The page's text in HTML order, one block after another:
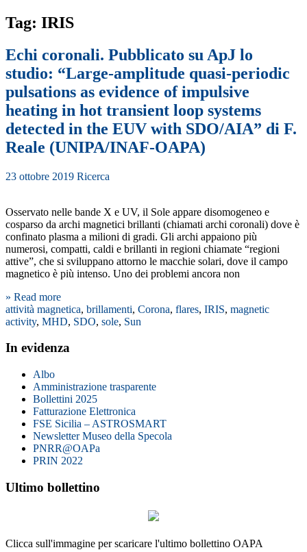
Tag: IRIS
Echi coronali. Pubblicato su ApJ lo
studio: “Large-amplitude quasi-periodic
pulsations as evidence of impulsive
heating in hot transient loop systems
detected in the EUV with SDO/AIA” di F.
Reale (UNIPA/INAF-OAPA)
23 ottobre 2019 Ricerca
Osservato nelle bande X e UV, il Sole appare disomogeneo e
cosparso da archi magnetici brillanti (chiamati archi coronali) dove è
confinato plasma a milioni di gradi. Gli archi appaiono più
numerosi, compatti, caldi e brillanti in regioni chiamate “regioni
attive”, che si sviluppano attorno le macchie solari, dove il campo
magnetico è più intenso. Uno dei problemi ancora non
» Read more
attività magnetica, brillamenti, Corona, flares, IRIS, magnetic
activity, MHD, SDO, sole, Sun
In evidenza
Albo
Amministrazione trasparente
Bollettini 2025
Fatturazione Elettronica
FSE Sicilia – ASTROSMART
Newsletter Museo della Specola
PNRR@OAPa
PRIN 2022
Ultimo bollettino
Clicca sull'immagine per scaricare l'ultimo bollettino OAPA